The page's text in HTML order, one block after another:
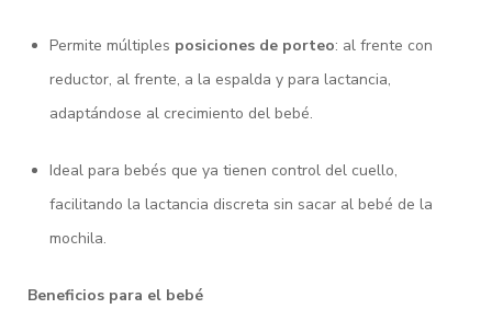
Permite múltiples posiciones de porteo: al frente con
reductor, al frente, a la espalda y para lactancia,
adaptándose al crecimiento del bebé.
Ideal para bebés que ya tienen control del cuello,
facilitando la lactancia discreta sin sacar al bebé de la
mochila.
Beneficios para el bebé